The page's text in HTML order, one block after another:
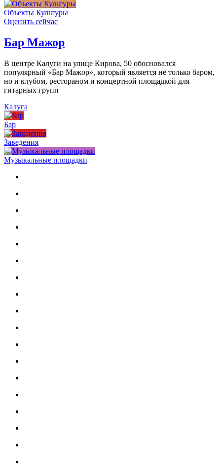
Объекты Культуры
Оценить сейчас
Бар Мажор
В центре Калуги на улице Кирова, 50 обосновался
популярный «Бар Мажор», который является не только баром,
но и клубом, рестораном и концертной площадкой для
гитарных групп
Калуга
Бар
Заведения
Музыкальные площадки